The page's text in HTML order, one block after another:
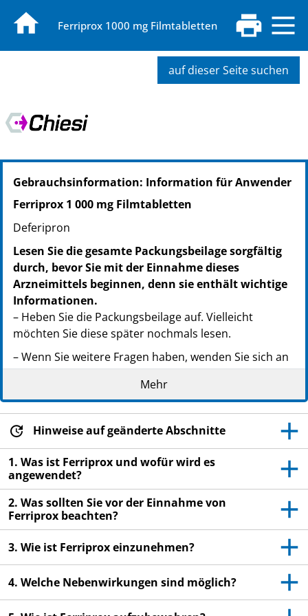
Ferriprox 1000 mg Filmtabletten
auf dieser Seite suchen
PZN: 06915338
PPN: 110691533806
NTIN: 04150069153387
Gebrauchsinformation: Information für Anwender
Ferriprox 1 000 mg Filmtabletten
Deferipron
Lesen Sie die gesamte Packungsbeilage sorgfältig
durch, bevor Sie mit der Einnahme dieses
Arzneimittels beginnen, denn sie enthält wichtige
Informationen.
– Heben Sie die Packungsbeilage auf. Vielleicht
möchten Sie diese später nochmals lesen.
– Wenn Sie weitere Fragen haben, wenden Sie sich an
Ihren Arzt oder Apotheker.
– Dieses Arzneimittel wurde Ihnen persönlich
verschrieben. Geben Sie es nicht an Dritte weiter. Es
kann anderen Menschen schaden, auch wenn diese
die gleichen Beschwerden haben wie Sie.
– Wenn Sie Nebenwirkungen bemerken, wenden Sie
sich an Ihren Arzt oder Apotheker. Dies gilt auch für
Nebenwirkungen, die nicht in dieser Packungsbeilage
angegeben sind. Siehe Abschnitt 4.
– Am Umkarton ist eine Patientenkarte befestigt.
Trennen Sie diese Patientenkarte ab, lesen Sie sie
aufmerksam durch, und füllen Sie sie vollständig aus.
Sie sollten diese Patientenkarte immer bei sich tragen.
Geben Sie diese Patientenkarte Ihrem Arzt, wenn Sie
Mehr
Hinweise auf geänderte Abschnitte
1. Was ist Ferriprox und wofür wird es
angewendet?
2. Was sollten Sie vor der Einnahme von
Ferriprox beachten?
3. Wie ist Ferriprox einzunehmen?
4. Welche Nebenwirkungen sind möglich?